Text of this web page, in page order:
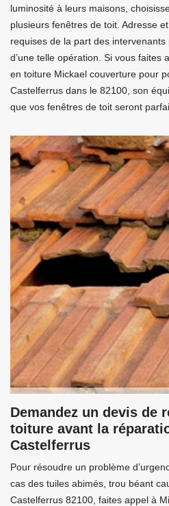
luminosité à leurs maisons,
plusieurs fenêtres de toit. Adresse
requises de la part des
d’une telle opération. Si vous faites
en toiture Mickael couverture pour
Castelferrus dans le 82100, son
que vos fenêtres de toit seront
Demandez un devis de
toiture avant la
Castelferrus
Pour résoudre un problème
cas des tuiles abimés, trou béant
Castelferrus 82100, faites appel à